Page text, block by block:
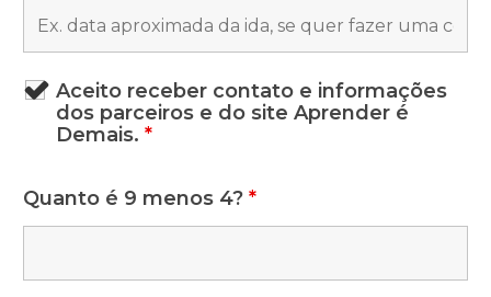
Aceito receber contato e informações
dos parceiros e do site Aprender é
Demais. *
Quanto é 9 menos 4? *